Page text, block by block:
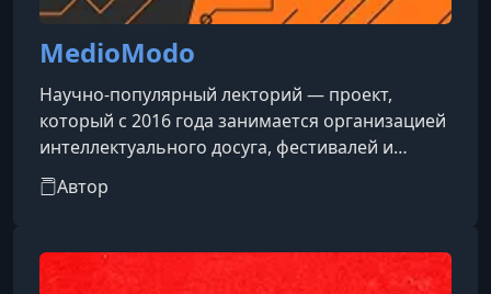
MedioModo
Научно-популярный лекторий — проект,
который с 2016 года занимается организацией
интеллектуального досуга, фестивалей и
лекций по астрофизике, биологии, истории и
психологии. Платформа объединяет
ведущих ученых и популяризаторов науки.
Автор